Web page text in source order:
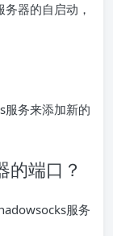
器的自启动，
服务来添加新的
的端口？
服务